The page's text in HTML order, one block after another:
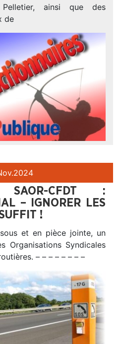
ainsi que des
de
2024
SAOR-CFDT :
– IGNORER LES
!
et en pièce jointe, un
Organisations Syndicales
– – – – – – – –